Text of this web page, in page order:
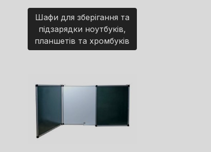
Шафи для зберігання та
підзарядки ноутбуків,
планшетів та хромбуків